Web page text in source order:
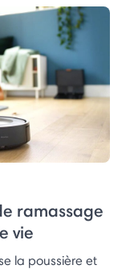
ramassage
vie
la poussière et